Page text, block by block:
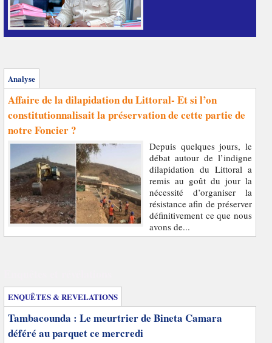
Analyse
Affaire de la dilapidation du Littoral- Et si l’on
constitutionnalisait la préservation de cette partie de
notre Foncier ?
Depuis quelques jours, le
débat autour de l’indigne
dilapidation du Littoral a
remis au goût du jour la
nécessité d’organiser la
résistance afin de préserver
définitivement ce que nous
avons de...
ENQUÊTES & REVELATIONS
Tambacounda : Le meurtrier de Bineta Camara
déféré au parquet ce mercredi